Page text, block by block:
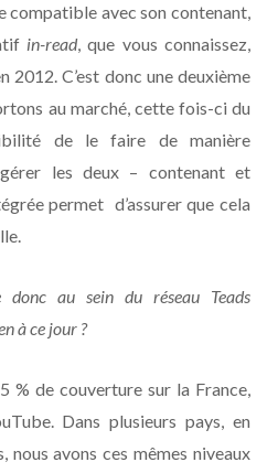
compatible avec son contenant,
in-read, que vous connaissez,
2012. C’est donc une deuxième
au marché, cette fois-ci du
de le faire de manière
les deux – contenant et
permet d’assurer que cela
donc au sein du réseau Teads
à ce jour ?
% de couverture sur la France,
Dans plusieurs pays, en
nous avons ces mêmes niveaux